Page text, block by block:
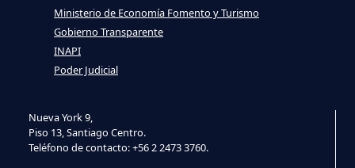
Nueva York 9,
Piso 13, Santiago Centro.
Teléfono de contacto: +56 2 2473 3760.
Ministerio de Economía Fomento y Turismo
Gobierno Transparente
INAPI
Poder Judicial